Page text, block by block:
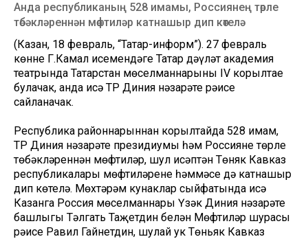
Анда республиканың 528 имамы, Россиянең төрле
төбәкләреннән мөфтиләр катнашыр дип көтелә
(Казан, 18 февраль, “Татар-информ”). 27 февраль
көнне Г.Камал исемендәге Татар дәүләт академия
театрында Татарстан мөселманнарының IV корылтае
булачак, анда исә ТР Диния нәзарәте рәисе
сайланачак.
Республика районнарыннан корылтайда 528 имам,
ТР Диния нәзарәте президиумы һәм Россиянең төрле
төбәкләреннән мөфтиләр, шул исәптән Төняк Кавказ
республикалары мөфтиләренең һәммәсе дә катнашыр
дип көтелә. Мөхтәрәм кунаклар сыйфатында исә
Казанга Россия мөселманнары Үзәк Диния нәзарәте
башлыгы Тәлгать Таҗетдин белән Мөфтиләр шурасы
рәисе Равил Гайнетдин, шулай ук Төньяк Кавказ